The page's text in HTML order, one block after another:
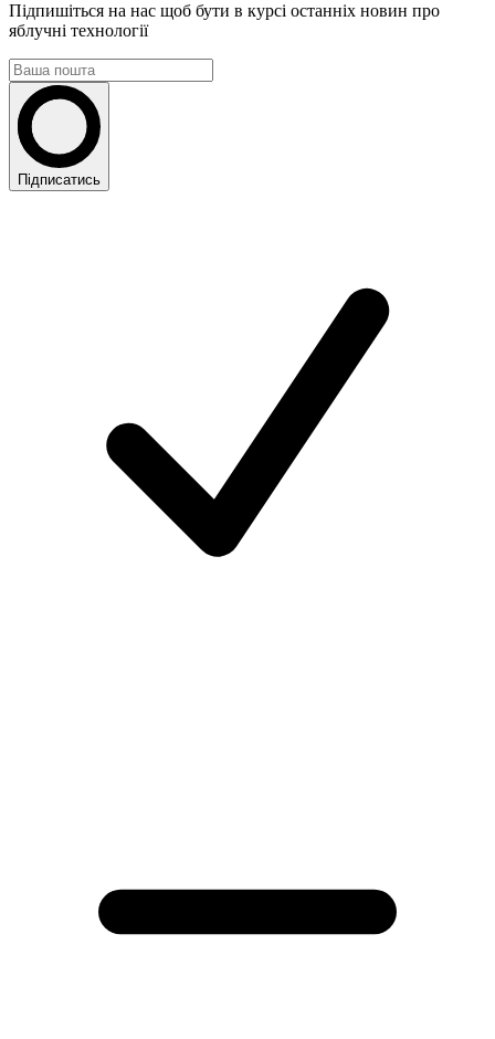
Підпишіться на нас щоб бути в курсі останніх новин про
яблучні технології
Підписатись